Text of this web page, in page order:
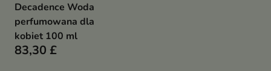
Decadence Woda
perfumowana dla
kobiet 100 ml
83,30 £